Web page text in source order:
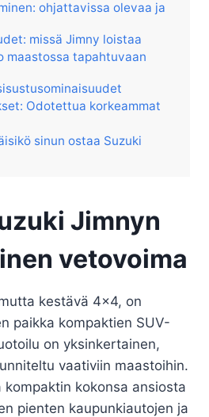
ohjattavissa olevaa ja
missä Jimny loistaa
maastossa tapahtuvaan
Odotettua korkeammat
sinun ostaa Suzuki
Jimnyn
vetovoima
kestävä 4×4, on
paikka kompaktien SUV-
on yksinkertainen,
vaativiin maastoihin.
kokonsa ansiosta
pienten kaupunkiautojen ja